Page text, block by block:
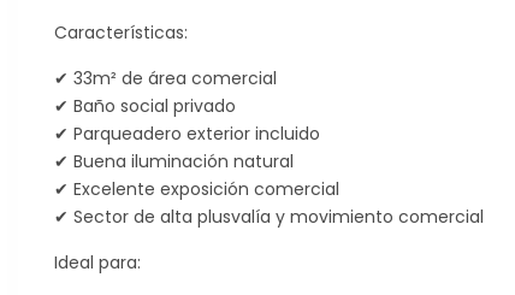
Características:
✔ 33m² de área comercial
✔ Baño social privado
✔ Parqueadero exterior incluido
✔ Buena iluminación natural
✔ Excelente exposición comercial
✔ Sector de alta plusvalía y movimiento comercial
Ideal para: